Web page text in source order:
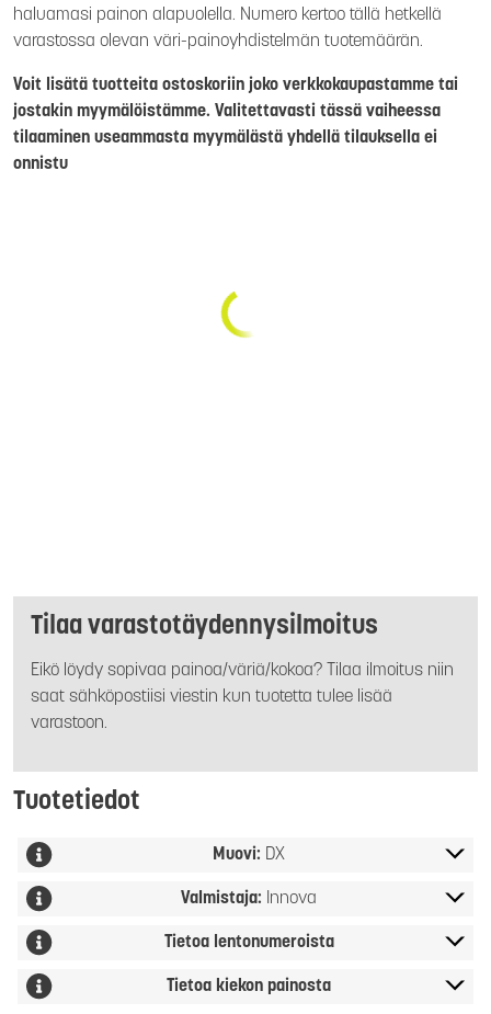
haluamasi painon alapuolella. Numero kertoo tällä hetkellä
varastossa olevan väri-painoyhdistelmän tuotemäärän.
Voit lisätä tuotteita ostoskoriin joko verkkokaupastamme tai
jostakin myymälöistämme. Valitettavasti tässä vaiheessa
tilaaminen useammasta myymälästä yhdellä tilauksella ei
onnistu
Tilaa varastotäydennysilmoitus
Eikö löydy sopivaa painoa/väriä/kokoa? Tilaa ilmoitus niin
saat sähköpostiisi viestin kun tuotetta tulee lisää
varastoon.
Tuotetiedot
Muovi: DX
Valmistaja: Innova
Tietoa lentonumeroista
Tietoa kiekon painosta